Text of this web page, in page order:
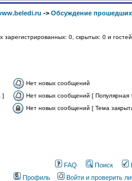
-> Обсуждение
зарегистрированных: 0, скрытых: 0 и
Нет новых сообщений
]
Нет новых сообщений [ Популярная
Нет новых сообщений [ Тема
FAQ Поиск
Профиль
Войти и проверить